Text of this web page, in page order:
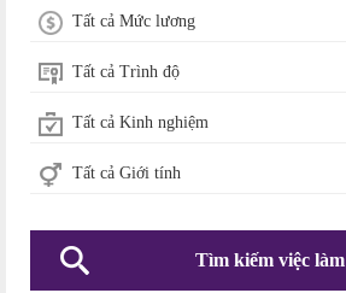
Tất cả Mức lương
Tất cả Trình độ
Tất cả Kinh nghiệm
Tất cả Giới tính
Tìm kiếm việc làm